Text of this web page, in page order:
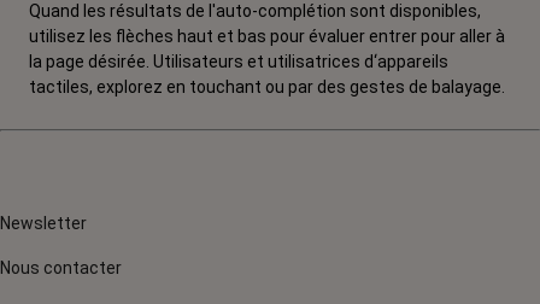
Quand les résultats de l'auto-complétion sont disponibles,
utilisez les flèches haut et bas pour évaluer entrer pour aller à
la page désirée. Utilisateurs et utilisatrices d‘appareils
tactiles, explorez en touchant ou par des gestes de balayage.
Newsletter
Nous contacter